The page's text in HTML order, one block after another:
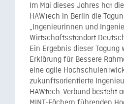
Im Mai dieses Jahres hat
HAWtech in Berlin die
„Ingenieurinnen und
Wirtschaftsstandort
Ein Ergebnis dieser Tagung
Erklärung für Bessere
eine agile
zukunftsorientierte
HAWtech-Verbund besteht